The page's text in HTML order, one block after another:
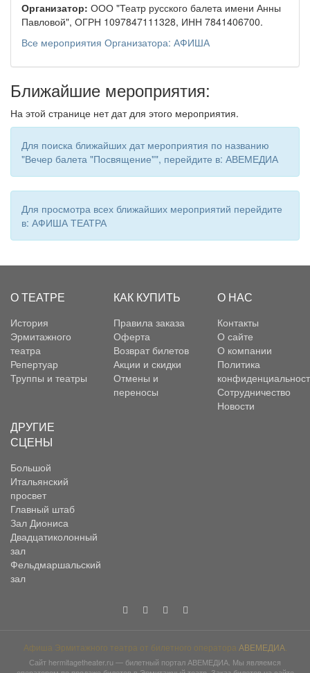
Организатор: ООО "Театр русского балета имени Анны
Павловой", ОГРН 1097847111328, ИНН 7841406700.
Все мероприятия Организатора: АФИША
Ближайшие мероприятия:
На этой странице нет дат для этого мероприятия.
Для поиска ближайших дат мероприятия по названию
"Вечер балета "Посвящение"", перейдите в: АВЕМЕДИА
Для просмотра всех ближайших мероприятий перейдите
в: АФИША ТЕАТРА
О ТЕАТРЕ
История
Эрмитажного
театра
Репертуар
Труппы и театры
КАК КУПИТЬ
Правила заказа
Оферта
Возврат билетов
Акции и скидки
Отмены и
переносы
О НАС
Контакты
О сайте
О компании
Политика
Сотрудничество
Новости
ДРУГИЕ
СЦЕНЫ
Большой
Итальянский
просвет
Главный штаб
Зал Диониса
Двадцатиколонный
зал
Фельдмаршальский
зал
Афиша Эрмитажного театра от билетного оператора АВЕМЕДИА.
Сайт hermitagetheater.ru — билетный портал АВЕМЕДИА. Мы являемся